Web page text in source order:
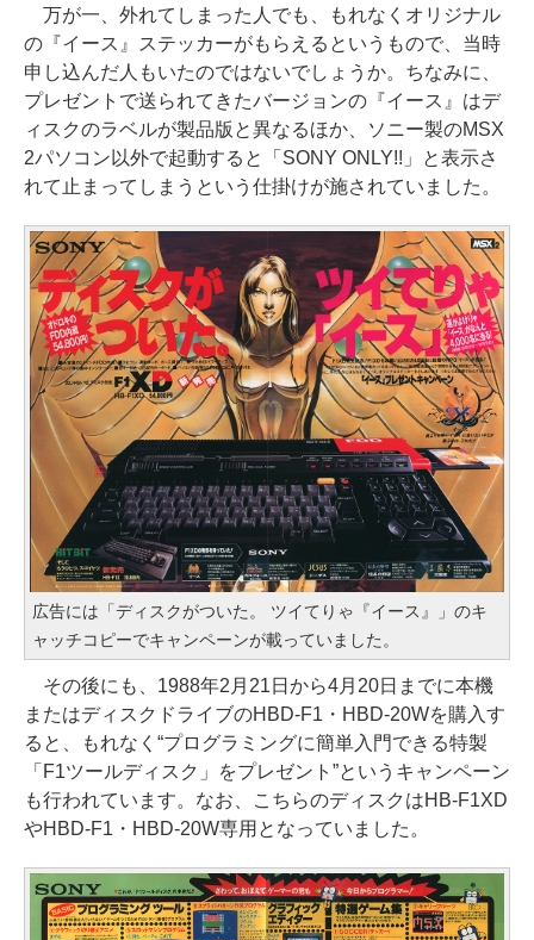
万が一、外れてしまった人でも、もれなくオリジナル
の『イース』ステッカーがもらえるというもので、当時
申し込んだ人もいたのではないでしょうか。ちなみに、
プレゼントで送られてきたバージョンの『イース』はデ
ィスクのラベルが製品版と異なるほか、ソニー製のMSX
2パソコン以外で起動すると「SONY ONLY!!」と表示さ
れて止まってしまうという仕掛けが施されていました。
広告には「ディスクがついた。 ツイてりゃ『イース』」のキ
ャッチコピーでキャンペーンが載っていました。
その後にも、1988年2月21日から4月20日までに本機
またはディスクドライブのHBD-F1・HBD-20Wを購入す
ると、もれなく“プログラミングに簡単入門できる特製
「F1ツールディスク」をプレゼント”というキャンペーン
も行われています。なお、こちらのディスクはHB-F1XD
やHBD-F1・HBD-20W専用となっていました。